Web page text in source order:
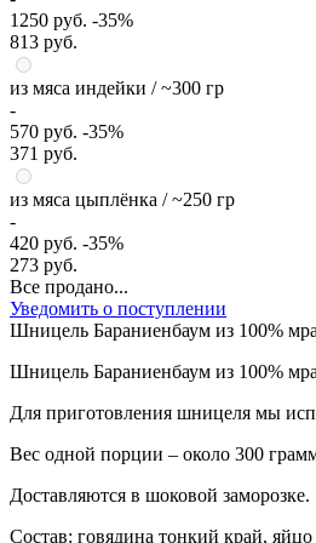
1250 руб. -35%
813 руб.
из мяса индейки / ~300 гр
-
570 руб. -35%
371 руб.
из мяса цыплёнка / ~250 гр
-
420 руб. -35%
273 руб.
Все продано...
Уведомить о поступлении
Шницель Бараниенбаум из 100%
Шницель Бараниенбаум из 100%
Для приготовления шницеля мы
Вес одной порции – около 300
Доставляются в шоковой заморозке.
Состав: говядина тонкий край,